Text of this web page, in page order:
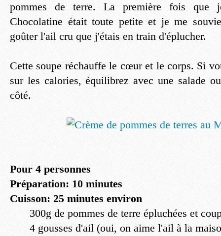
pommes de terre. La première fois que
Chocolatine était toute petite et je me
goûter l'ail cru que j'étais en train d'éplucher.
Cette soupe réchauffe le cœur et le corps. Si
sur les calories, équilibrez avec une salade
côté.
Pour 4 personnes
Préparation: 10 minutes
Cuisson: 25 minutes environ
300g de pommes de terre épluchées et
4 gousses d'ail (oui, on aime l'ail à la